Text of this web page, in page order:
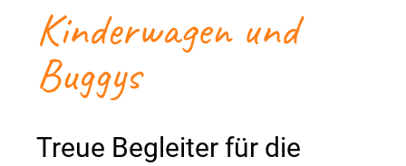
Kinderwagen und
Buggys
Treue Begleiter für die